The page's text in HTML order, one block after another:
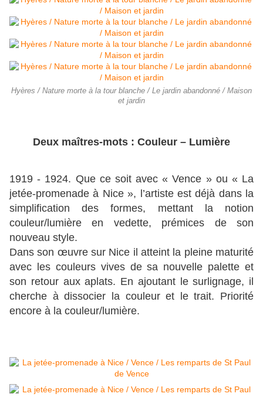
Hyères / Nature morte à la tour blanche / Le jardin abandonné / Maison
et jardin
Deux maîtres-mots : Couleur – Lumière
1919 - 1924. Que ce soit avec « Vence » ou « La
jetée-promenade à Nice », l’artiste est déjà dans la
simplification des formes, mettant la notion
couleur/lumière en vedette, prémices de son
nouveau style.
Dans son œuvre sur Nice il atteint la pleine maturité
avec les couleurs vives de sa nouvelle palette et
son retour aux aplats. En ajoutant le surlignage, il
cherche à dissocier la couleur et le trait. Priorité
encore à la couleur/lumière.